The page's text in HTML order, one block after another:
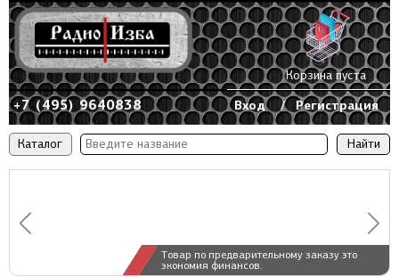
Каталог
Товар по предварительному заказу это
экономия финансов.
+7 (495) 9640838 Вход / Регистрация
Корзина пуста